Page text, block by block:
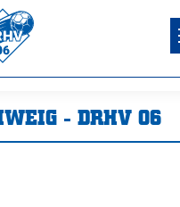
- DRHV 06